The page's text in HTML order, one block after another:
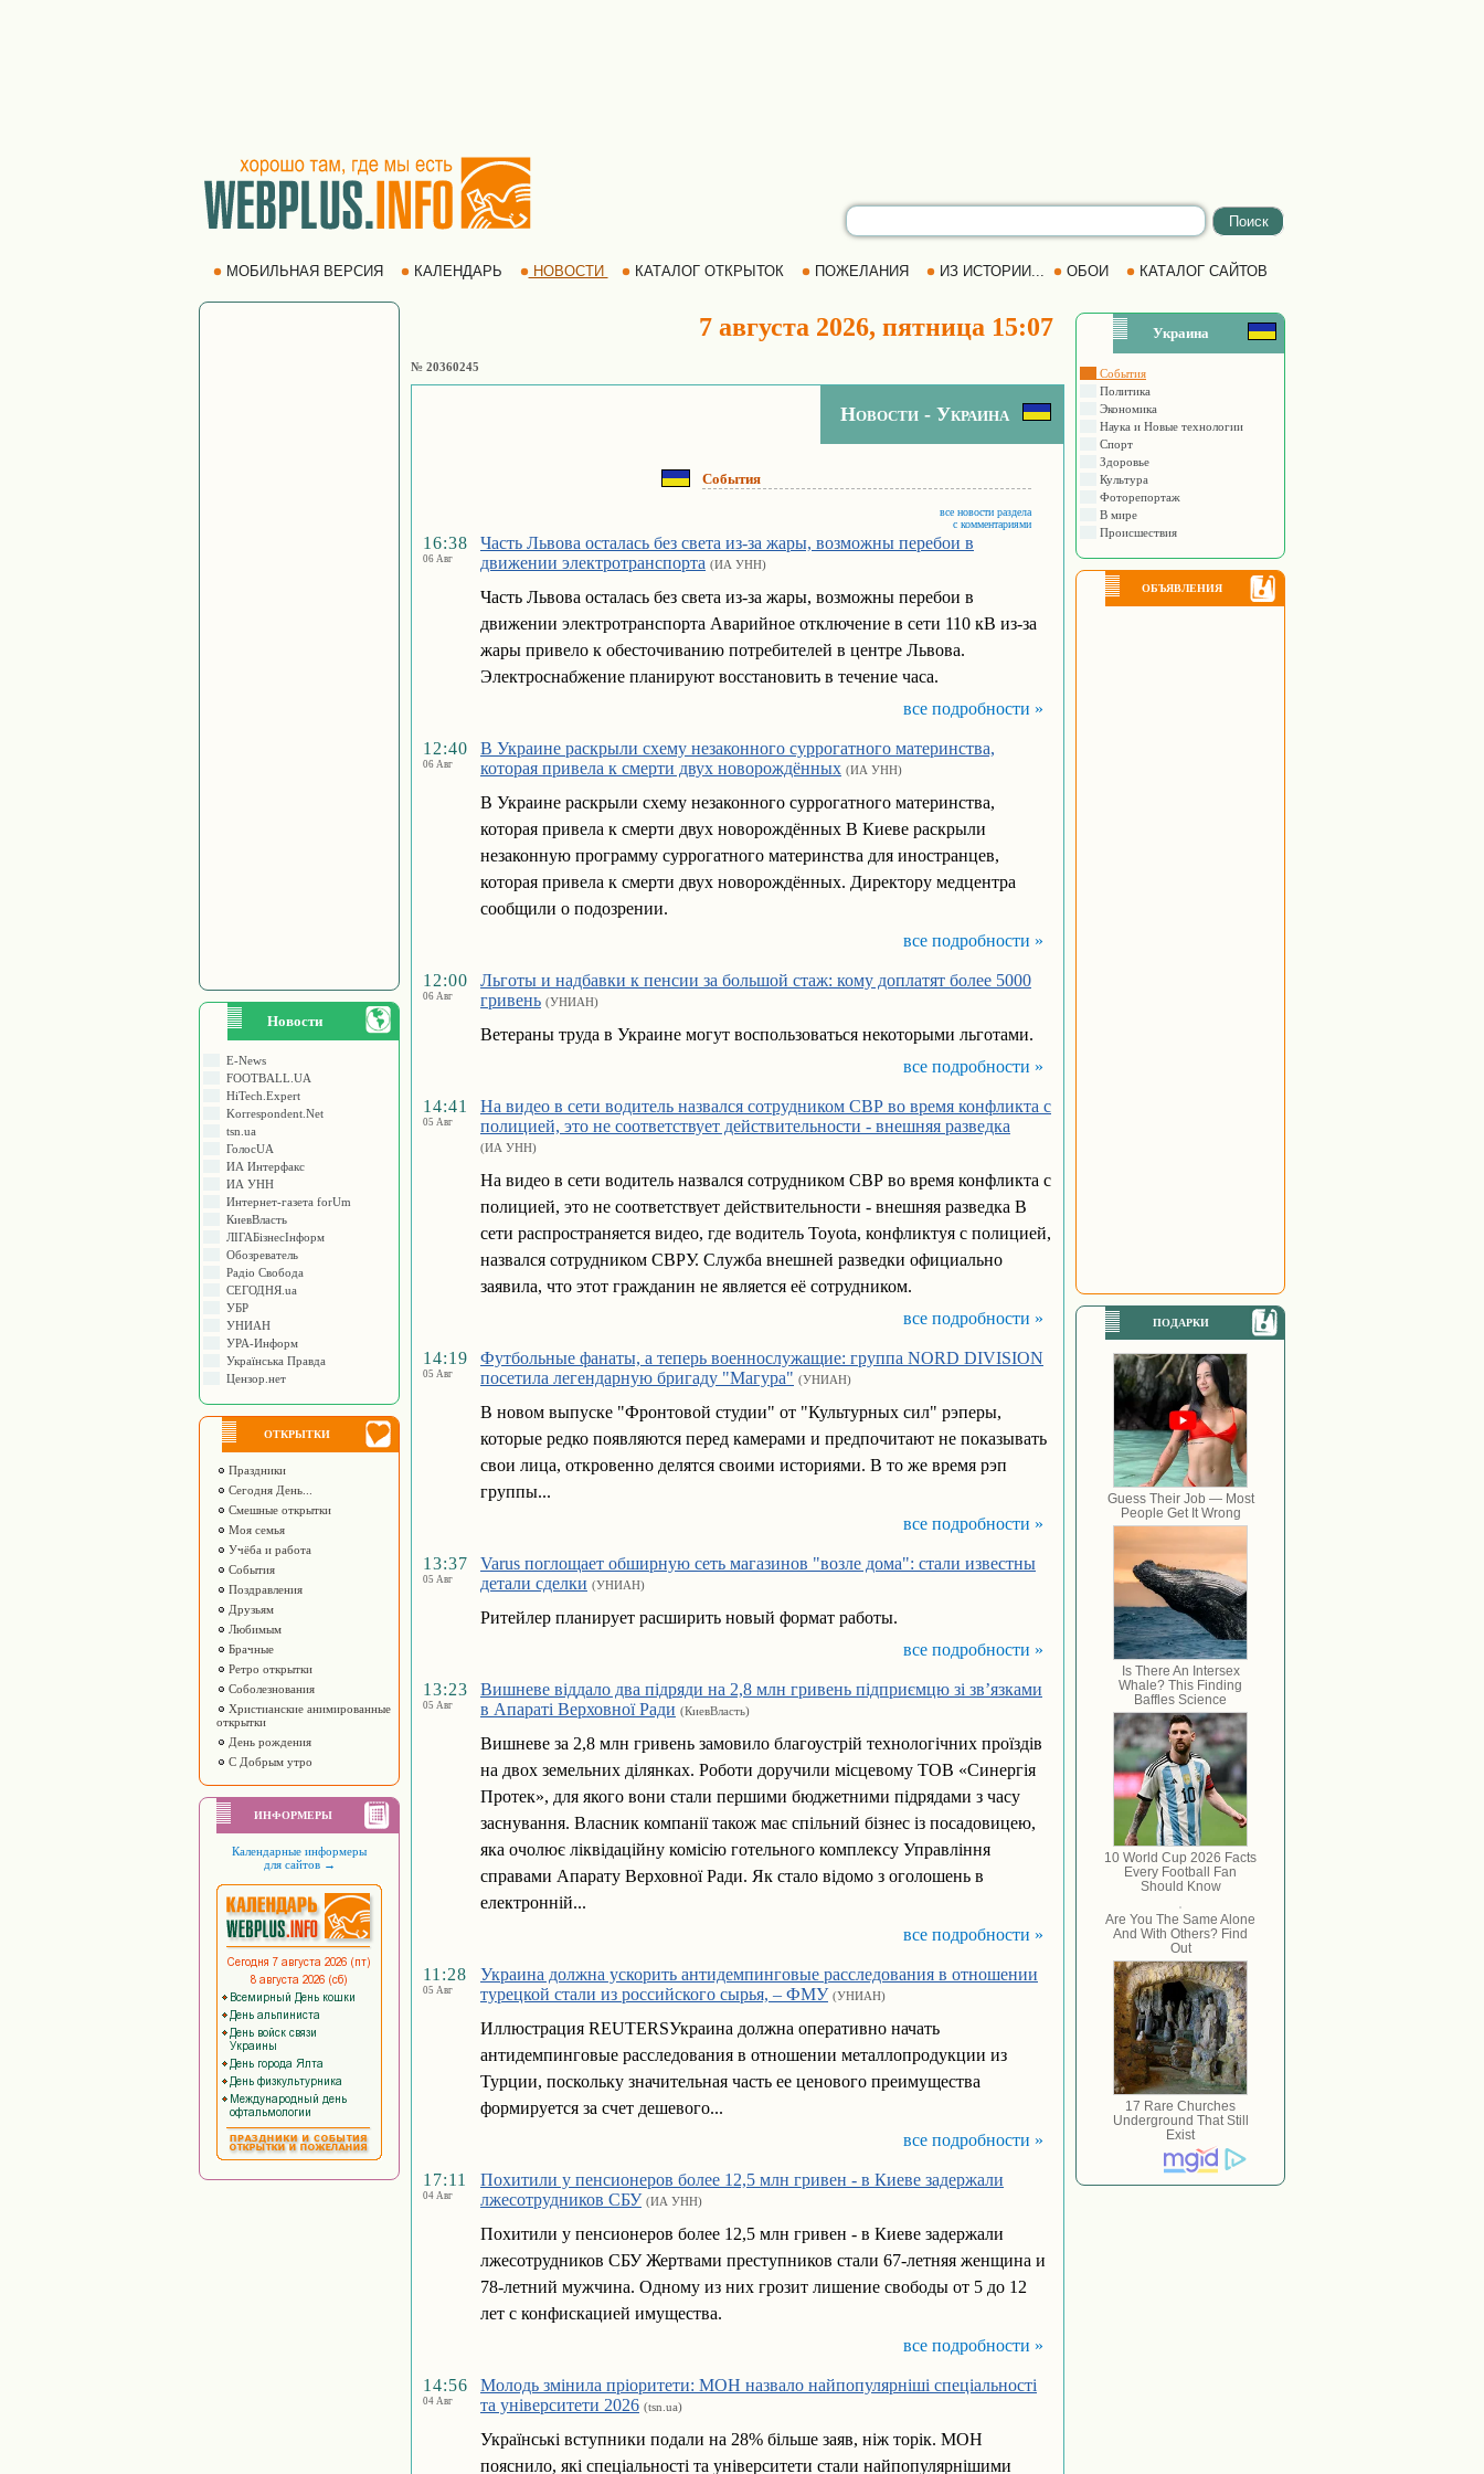
МОБИЛЬНАЯ ВЕРСИЯ КАЛЕНДАРЬ НОВОСТИ КАТАЛОГ ОТКРЫТОК ПОЖЕЛАНИЯ ИЗ ИСТОРИИ... ОБОИ КАТАЛОГ САЙТОВ
Новости
E-News
FOOTBALL.UA
HiTech.Expert
Korrespondent.Net
tsn.ua
ГолосUA
ИА Интерфакс
ИА УНН
Интернет-газета forUm
КиевВласть
ЛIГАБiзнесIнформ
Обозреватель
Радіо Свобода
СЕГОДНЯ.ua
УБР
УНИАН
УРА-Информ
Українська Правда
Цензор.нет
ОТКРЫТКИ
Праздники
Сегодня День...
Смешные открытки
Моя семья
Учёба и работа
События
Поздравления
Друзьям
Любимым
Брачные
Ретро открытки
Соболезнования
Христианские анимированные
открытки
День рождения
С Добрым утро
ИНФОРМЕРЫ
Календарные информеры
для сайтов →
7 августа 2026, пятница 15:07
№ 20360245
Новости - Украина
События
все новости раздела
с комментариями
16:38
06 Авг
Часть Львова осталась без света из-за жары, возможны перебои в
движении электротранспорта (ИА УНН)
Часть Львова осталась без света из-за жары, возможны перебои в
движении электротранспорта Аварийное отключение в сети 110 кВ из-за
жары привело к обесточиванию потребителей в центре Львова.
Электроснабжение планируют восстановить в течение часа.
все подробности »
12:40
06 Авг
В Украине раскрыли схему незаконного суррогатного материнства,
которая привела к смерти двух новорождённых (ИА УНН)
В Украине раскрыли схему незаконного суррогатного материнства,
которая привела к смерти двух новорождённых В Киеве раскрыли
незаконную программу суррогатного материнства для иностранцев,
которая привела к смерти двух новорождённых. Директору медцентра
сообщили о подозрении.
все подробности »
12:00
06 Авг
Льготы и надбавки к пенсии за большой стаж: кому доплатят более 5000
гривень (УНИАН)
Ветераны труда в Украине могут воспользоваться некоторыми льготами.
все подробности »
14:41
05 Авг
На видео в сети водитель назвался сотрудником СВР во время конфликта с
полицией, это не соответствует действительности - внешняя разведка
(ИА УНН)
На видео в сети водитель назвался сотрудником СВР во время конфликта с
полицией, это не соответствует действительности - внешняя разведка В
сети распространяется видео, где водитель Toyota, конфликтуя с полицией,
назвался сотрудником СВРУ. Служба внешней разведки официально
заявила, что этот гражданин не является её сотрудником.
все подробности »
14:19
05 Авг
Футбольные фанаты, а теперь военнослужащие: группа NORD DIVISION
посетила легендарную бригаду "Магура" (УНИАН)
В новом выпуске "Фронтовой студии" от "Культурных сил" рэперы,
которые редко появляются перед камерами и предпочитают не показывать
свои лица, откровенно делятся своими историями. В то же время рэп
группы...
все подробности »
13:37
05 Авг
Varus поглощает обширную сеть магазинов "возле дома": стали известны
детали сделки (УНИАН)
Ритейлер планирует расширить новый формат работы.
все подробности »
13:23
05 Авг
Вишневе віддало два підряди на 2,8 млн гривень підприємцю зі зв’язками
в Апараті Верховної Ради (КиевВласть)
Вишневе за 2,8 млн гривень замовило благоустрій технологічних проїздів
на двох земельних ділянках. Роботи доручили місцевому ТОВ «Синергія
Протек», для якого вони стали першими бюджетними підрядами з часу
заснування. Власник компанії також має спільний бізнес із посадовицею,
яка очолює ліквідаційну комісію готельного комплексу Управління
справами Апарату Верховної Ради. Як стало відомо з оголошень в
електронній...
все подробности »
11:28
05 Авг
Украина должна ускорить антидемпинговые расследования в отношении
турецкой стали из российского сырья, – ФМУ (УНИАН)
Иллюстрация REUTERSУкраина должна оперативно начать
антидемпинговые расследования в отношении металлопродукции из
Турции, поскольку значительная часть ее ценового преимущества
формируется за счет дешевого...
все подробности »
17:11
04 Авг
Похитили у пенсионеров более 12,5 млн гривен - в Киеве задержали
лжесотрудников СБУ (ИА УНН)
Похитили у пенсионеров более 12,5 млн гривен - в Киеве задержали
лжесотрудников СБУ Жертвами преступников стали 67-летняя женщина и
78-летний мужчина. Одному из них грозит лишение свободы от 5 до 12
лет с конфискацией имущества.
все подробности »
14:56
04 Авг
Молодь змінила пріоритети: МОН назвало найпопулярніші спеціальності
та університети 2026 (tsn.ua)
Українські вступники подали на 28% більше заяв, ніж торік. МОН
пояснило, які спеціальності та університети стали найпопулярнішими
Украина
События
Политика
Экономика
Наука и Новые технологии
Спорт
Здоровье
Культура
Фоторепортаж
В мире
Происшествия
ОБЪЯВЛЕНИЯ
ПОДАРКИ